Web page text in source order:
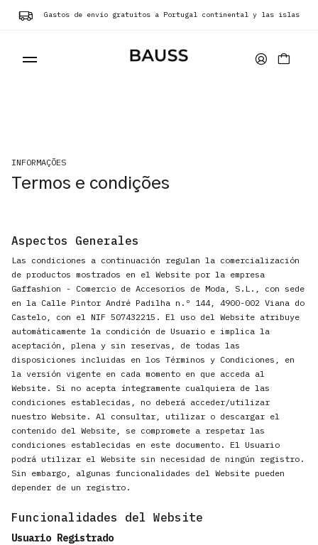
Gastos de envío gratuitos a Portugal continental y las islas
BOLSOS
ACCESORIOS
PRODUCTOS
ES
INFORMAÇÕES
Termos e condições
Aspectos Generales
Las condiciones a continuación regulan la comercialización
de productos mostrados en el Website por la empresa
Gaffashion - Comercio de Accesorios de Moda, S.L., con sede
en la Calle Pintor André Padilha n.º 144, 4900-002 Viana do
Castelo, con el NIF 507432215. El uso del Website atribuye
automáticamente la condición de Usuario e implica la
aceptación, plena y sin reservas, de todas las
disposiciones incluidas en los Términos y Condiciones, en
la versión vigente en cada momento en que acceda al
Website. Si no acepta íntegramente cualquiera de las
condiciones establecidas, no deberá acceder/utilizar
nuestro Website. Al consultar, utilizar o descargar el
contenido del Website, se compromete a respetar las
condiciones establecidas en este documento. El Usuario
podrá utilizar el Website sin necesidad de ningún registro.
Sin embargo, algunas funcionalidades del Website pueden
depender de un registro.
Funcionalidades del Website
Usuario Registrado